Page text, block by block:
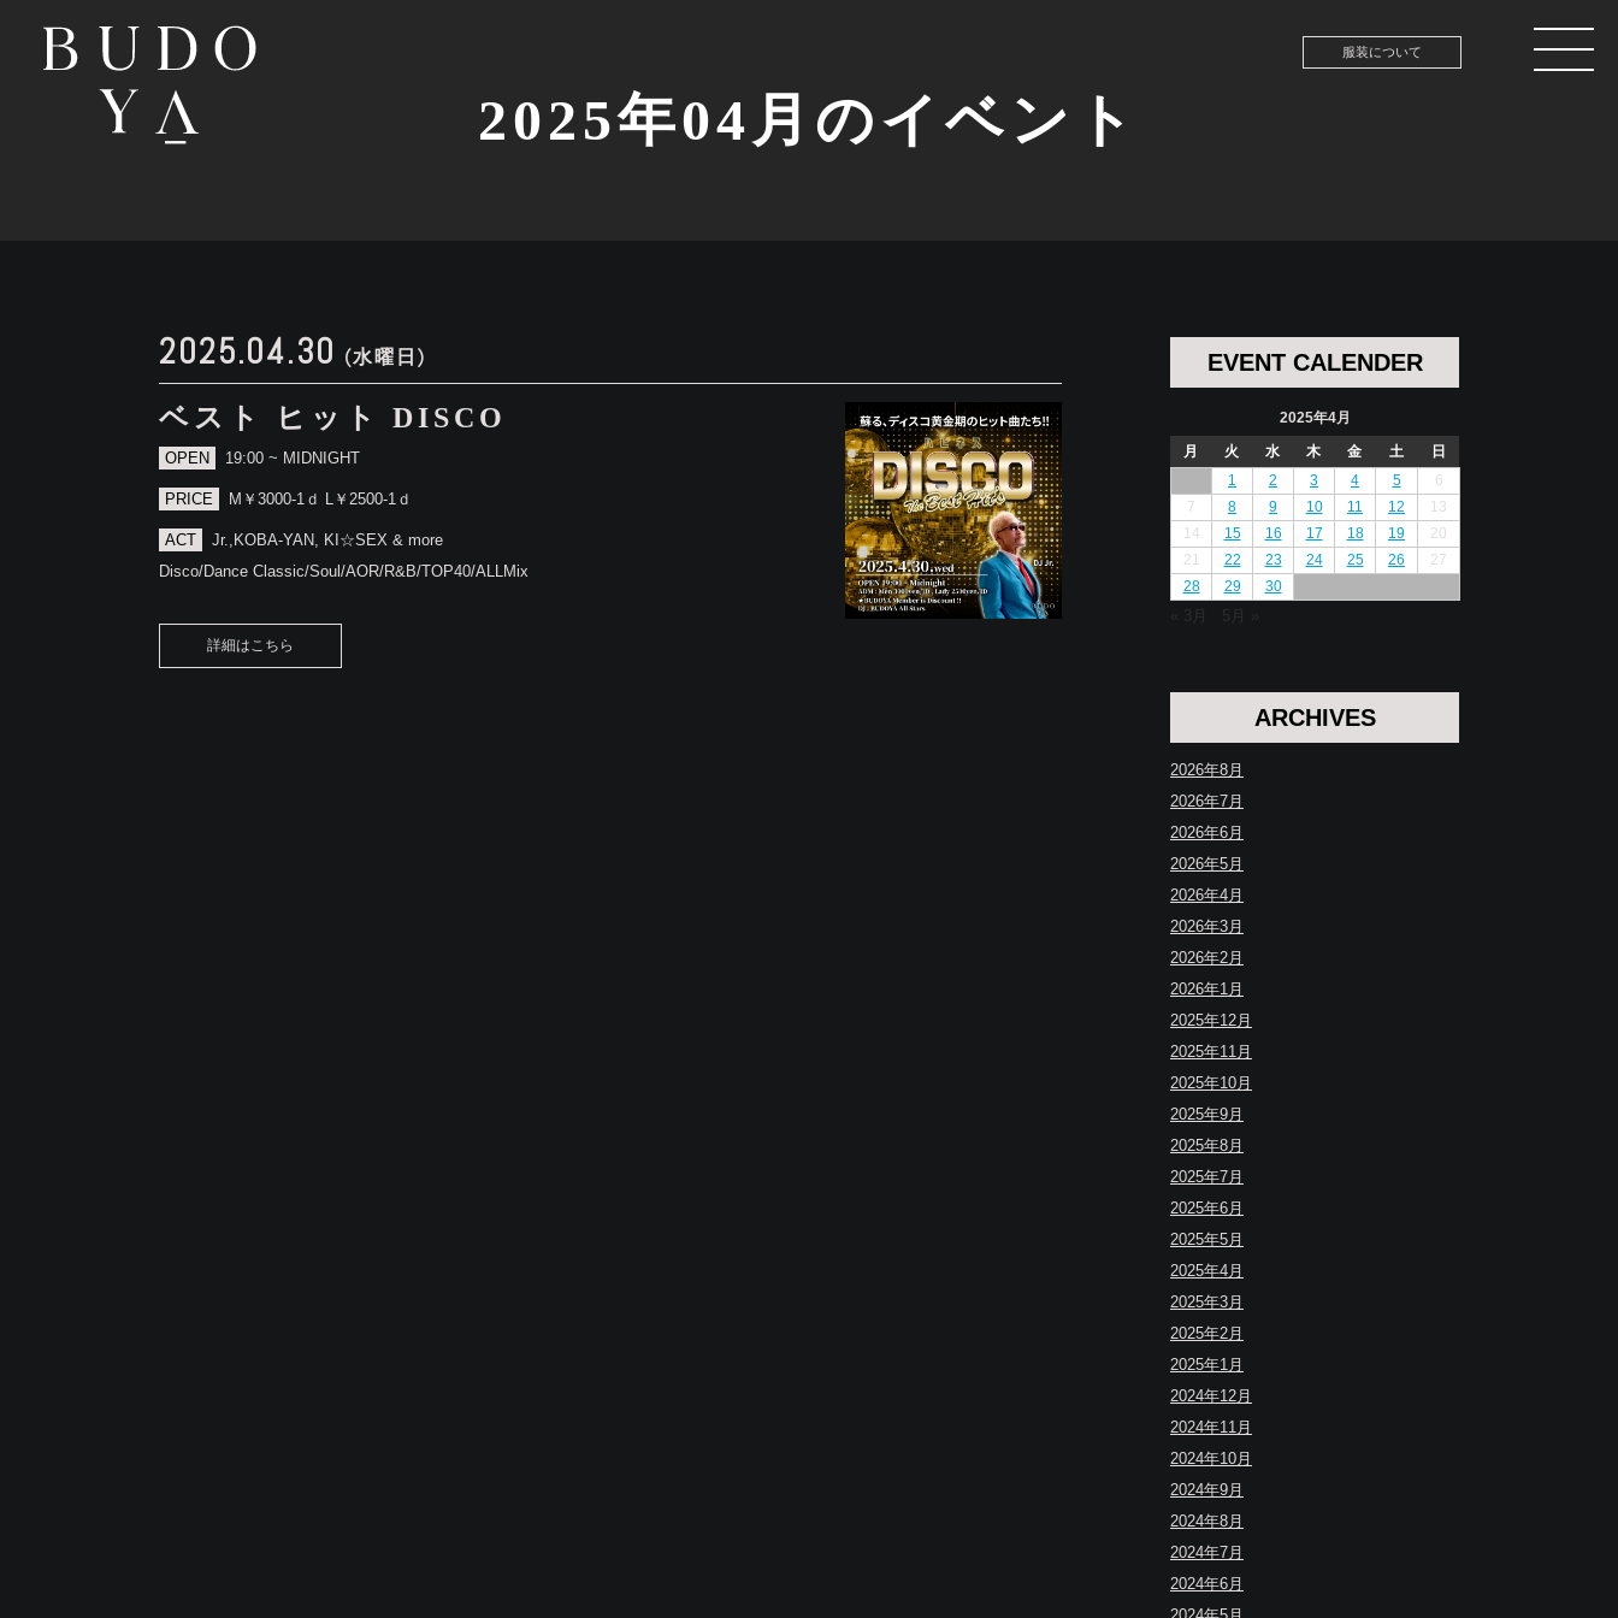
服装について
2025年04月のイベント
2025.04.30 (水曜日)
ベスト ヒット DISCO
OPEN 19:00 ~ MIDNIGHT
PRICE M￥3000-1ｄ L￥2500-1ｄ
ACT
Jr.,KOBA-YAN, KI☆SEX & more
Disco/Dance Classic/Soul/AOR/R&B/TOP40/ALLMix
詳細はこちら
EVENT CALENDER
2025年4月
月
火 水 木 金 土
日
1
2 3 4 5
6
7
8 9 10 11 12
13
14
15 16 17 18 19
20
21
22 23 24 25 26
27
28
29 30
« 3月 5月 »
ARCHIVES
2026年8月
2026年7月
2026年6月
2026年5月
2026年4月
2026年3月
2026年2月
2026年1月
2025年12月
2025年11月
2025年10月
2025年9月
2025年8月
2025年7月
2025年6月
2025年5月
2025年4月
2025年3月
2025年2月
2025年1月
2024年12月
2024年11月
2024年10月
2024年9月
2024年8月
2024年7月
2024年6月